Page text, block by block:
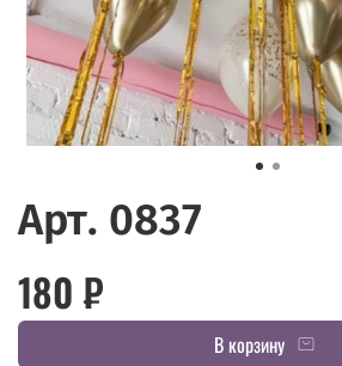
Арт. 0837
180 ₽
В корзину